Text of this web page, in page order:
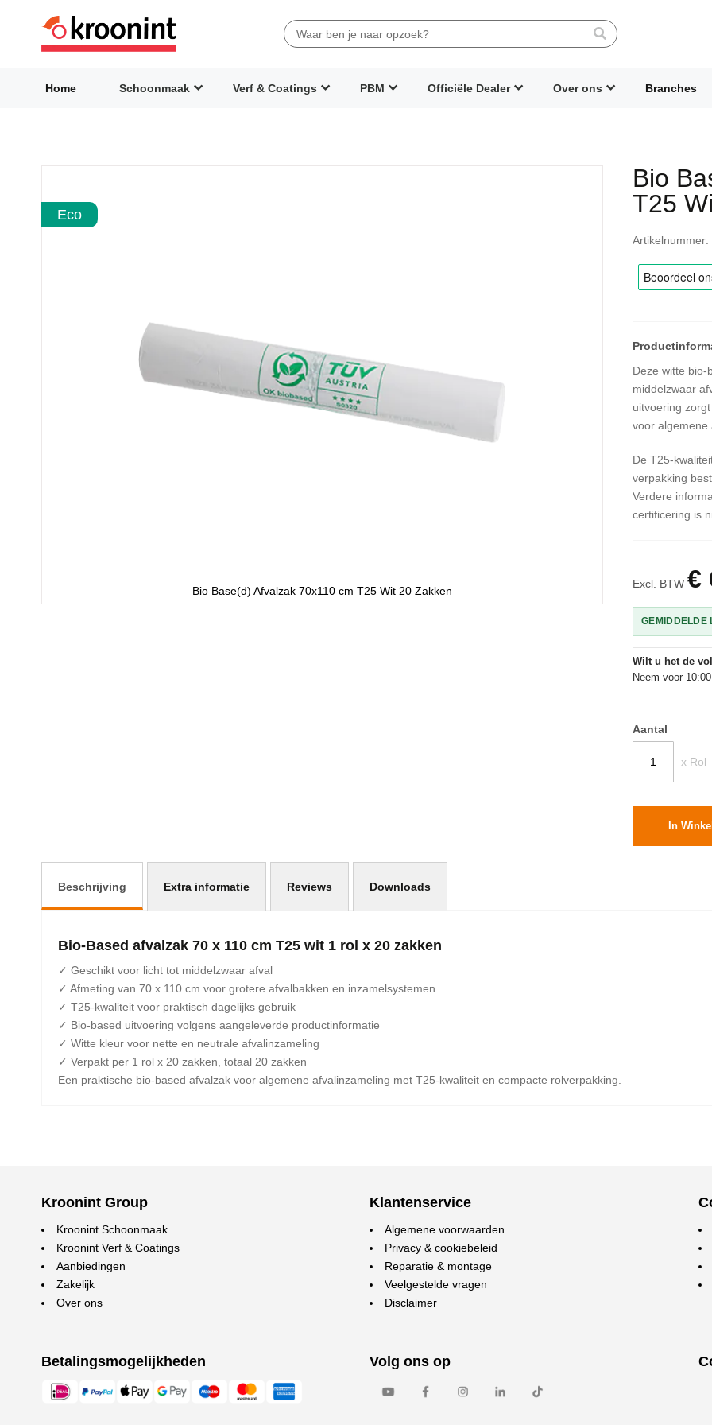
Search
Home Schoonmaak Verf & Coatings PBM Officiële Dealer Over ons Branches
Bio
T25
Artikelnummer
Deze witte bio-
middelzwaar
uitvoering
voor algemene
De T25-
verpakking
Verdere
certificering is
Excl. BTW €
GEMIDDELDE
Wilt u het de
Neem voor
Aantal
x Rol
In
het
eindeEco
Bio Base(d) Afvalzak 70x110 cm T25 Wit 20 Zakken
Beschrijving
Bio-Based afvalzak 70 x 110 cm T25 wit 1 rol x 20 zakken
✓ Geschikt voor licht tot middelzwaar afval
✓ Afmeting van 70 x 110 cm voor grotere afvalbakken en inzamelsystemen
✓ T25-kwaliteit voor praktisch dagelijks gebruik
✓ Bio-based uitvoering volgens aangeleverde productinformatie
✓ Witte kleur voor nette en neutrale afvalinzameling
✓ Verpakt per 1 rol x 20 zakken, totaal 20 zakken
Een praktische bio-based afvalzak voor algemene afvalinzameling met T25-kwaliteit en compacte rolverpakking.
Extra informatie Reviews Downloads
Kroonint Group
Kroonint Schoonmaak
Kroonint Verf & Coatings
Aanbiedingen
Zakelijk
Over ons
Betalingsmogelijkheden
Klantenservice
Algemene voorwaarden
Privacy & cookiebeleid
Reparatie & montage
Veelgestelde vragen
Disclaimer
Volg ons op